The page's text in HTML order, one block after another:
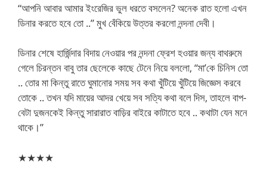
“আপনি আবার আমার ইংরেজির ভুল ধরতে বসলেন? অনেক রাত হলো এখন
ডিনার করতে হবে তো ..” মুখ বেঁকিয়ে উত্তর করলো নন্দনা দেবী।
ডিনার শেষে হার্জিন্দার বিদায় নেওয়ার পর নন্দনা ফ্রেশ হওয়ার জন্য বাথরুমে
গেলে চিরন্তন বাবু তার ছেলেকে কাছে টেনে নিয়ে বললো, “মা’কে চিনিস তো
.. তোর মা কিন্তু রাতে ঘুমানোর সময় সব কথা খুঁটিয়ে খুঁটিয়ে জিজ্ঞেস করবে
তোকে .. তখন যদি মায়ের আদর খেয়ে সব সত্যি কথা বলে দিস, তাহলে বাপ-
বেটা দুজনকেই কিন্তু সারারাত বাড়ির বাইরে কাটাতে হবে .. কথাটা যেন মনে
থাকে।”
★★★★